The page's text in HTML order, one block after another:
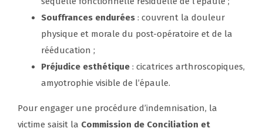
Souffrances endurées : couvrent la douleur
physique et morale du post-opératoire et de la
rééducation ;
Préjudice esthétique : cicatrices arthroscopiques,
amyotrophie visible de l’épaule.
Pour engager une procédure d’indemnisation, la
victime saisit la Commission de Conciliation et